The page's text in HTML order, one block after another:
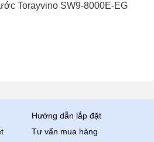
Torayvino SW9-8000E-EG
Hướng dẫn lắp đặt
Tư vấn mua hàng